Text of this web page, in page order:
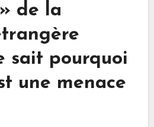
de la
sait pourquoi
une menace